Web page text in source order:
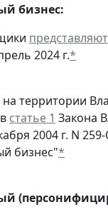
бизнес:
представляют
2024 г.*
на территории
статье 1 Закона
2004 г. N
бизнес"*